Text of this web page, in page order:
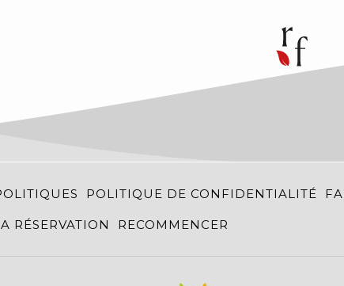
POLITIQUE DE CONFIDENTIALITÉ
RÉSERVATION RECOMMENCER